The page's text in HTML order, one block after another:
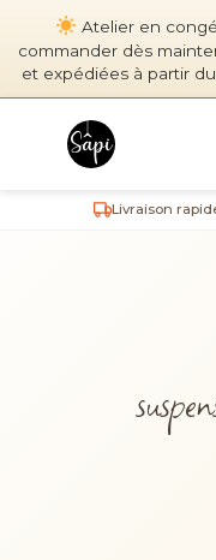
Atelier en
commander dès
et expédiées à partir du
Livraison